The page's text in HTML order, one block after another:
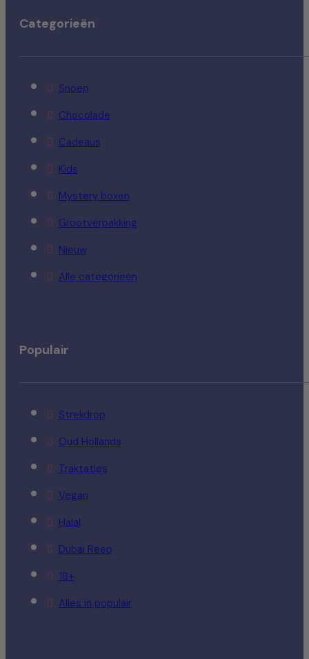
Categorieën
Snoep
Chocolade
Cadeaus
Kids
Mystery boxen
Grootverpakking
Nieuw
Alle categorieën
Populair
Strekdrop
Oud Hollands
Traktaties
Vegan
Halal
Dubai Reep
18+
Alles in populair